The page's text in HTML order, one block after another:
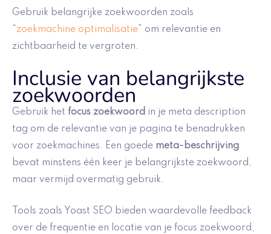
Gebruik belangrijke zoekwoorden zoals
zoekmachine optimalisatie ” om relevantie en
zichtbaarheid te vergroten.
Inclusie van belangrijkste
zoekwoorden
Gebruik het focus zoekwoord in je meta description
tag om de relevantie van je pagina te benadrukken
voor zoekmachines. Een goede meta-beschrijving
bevat minstens één keer je belangrijkste zoekwoord,
maar vermijd overmatig gebruik.
Tools zoals Yoast SEO bieden waardevolle feedback
over de frequentie en locatie van je focus zoekwoord,